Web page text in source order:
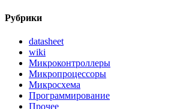
Рубрики
datasheet
wiki
Микроконтроллеры
Микропроцессоры
Микросхема
Программирование
Прочее